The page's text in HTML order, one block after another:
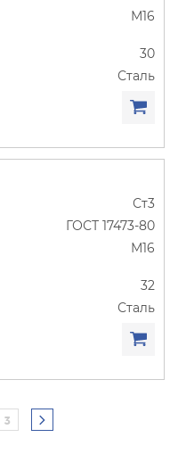
М16
30
Сталь
Ст3
ГОСТ 17473-80
М16
32
Сталь
3